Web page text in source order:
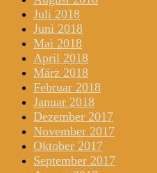
Juli 2018
Juni 2018
Mai 2018
April 2018
März 2018
Februar 2018
Januar 2018
Dezember 2017
November 2017
Oktober 2017
September 2017